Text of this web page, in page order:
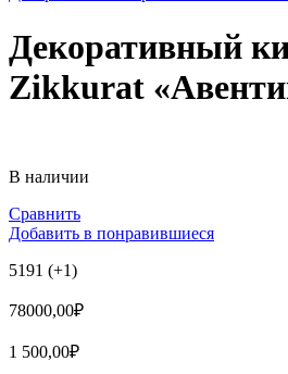
Декоративный
Zikkurat
В наличии
Сравнить
Добавить в понравившиеся
5191 (+1)
78000,00₽
1 500,00₽